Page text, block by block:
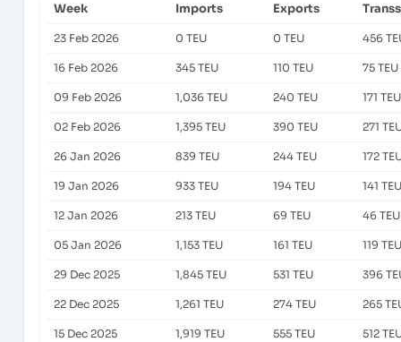
Week Imports Exports
23 Feb 2026 0 TEU 0 TEU 456
16 Feb 2026 345 TEU 110 TEU 75 TEU
09 Feb 2026 1,036 TEU 240 TEU 171 TEU
02 Feb 2026 1,395 TEU 390 TEU 271
26 Jan 2026 839 TEU 244 TEU 172
19 Jan 2026 933 TEU 194 TEU 141 TEU
12 Jan 2026 213 TEU 69 TEU 46 TEU
05 Jan 2026 1,153 TEU 161 TEU 119 TEU
29 Dec 2025 1,845 TEU 531 TEU 396
22 Dec 2025 1,261 TEU 274 TEU 265
15 Dec 2025 1,919 TEU 555 TEU 512